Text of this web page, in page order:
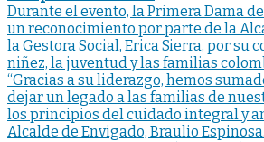
Durante el evento, la Primera Dama
un reconocimiento por parte de la
la Gestora Social, Erica Sierra, por su
niñez, la juventud y las familias
“Gracias a su liderazgo, hemos
dejar un legado a las familias de
los principios del cuidado integral y
Alcalde de Envigado, Braulio Espinosa.